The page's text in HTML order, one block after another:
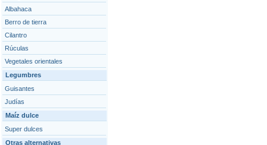
Albahaca
Berro de tierra
Cilantro
Rúculas
Vegetales orientales
Legumbres
Guisantes
Judías
Maíz dulce
Super dulces
Otras alternativas